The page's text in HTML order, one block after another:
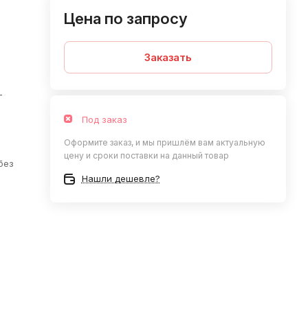
Цена по запросу
Заказать
Под заказ
Оформите заказ, и мы пришлём вам актуальную
цену и сроки поставки на данный товар
Нашли дешевле?